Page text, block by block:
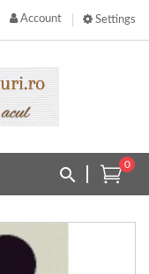
Settings
Account
0